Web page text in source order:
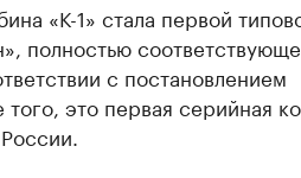
«К-1» стала первой
полностью
с постановлением
это первая серийная